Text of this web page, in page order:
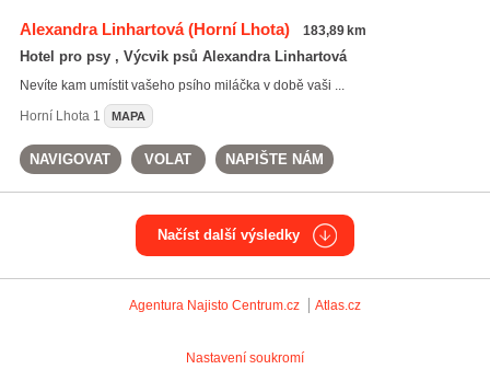
Alexandra Linhartová(Horní Lhota) 183,89 km
Hotel pro psy , Výcvik psů Alexandra Linhartová
Nevíte kam umístit vašeho psího miláčka v době vaši ...
Horní Lhota1 MAPA
NAVIGOVAT VOLAT NAPIŠTE NÁM
Načíst další výsledky
Agentura Najisto Centrum.cz Atlas.cz
Nastavení soukromí